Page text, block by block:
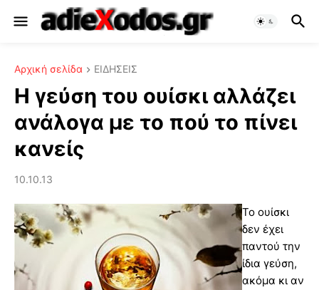
Αρχική σελίδα ΕΙΔΗΣΕΙΣ
Η γεύση του ουίσκι αλλάζει
ανάλογα με το πού το πίνει
κανείς
10.10.13
Το ουίσκι
δεν έχει
παντού την
ίδια γεύση,
ακόμα κι αν